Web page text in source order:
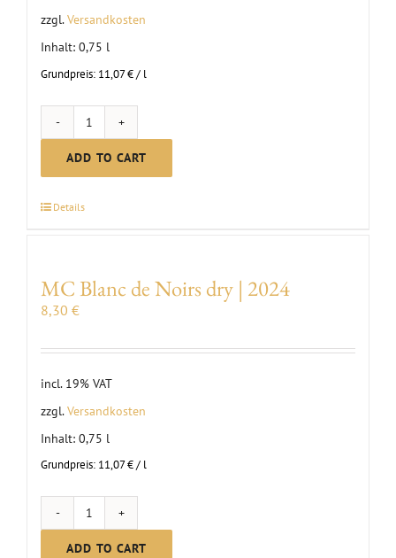
zzgl.Versandkosten
Inhalt: 0,75 l
Grundpreis: 11,07€/ l
MC
Pinot
Blanc
quantity
ADD TO CART
Details
MC Blanc de Noirs dry | 2024
8,30 €
incl. 19% VAT
zzgl.Versandkosten
Inhalt: 0,75 l
Grundpreis: 11,07€/ l
MC
Blanc
ADD TO CART